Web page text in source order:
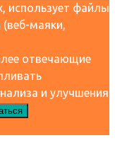
использует файлы
(веб-маяки,
отвечающие
и улучшения